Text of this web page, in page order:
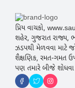
પ્રિય વાચકો,
શહેર, ગુજરાત રાજ્ય,
ઝડપથી મેળવવા માટે
શૈક્ષણિક, રમત-ગમત
પણ તમારે બીજે